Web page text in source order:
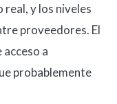
y los niveles
proveedores. El
a
probablemente